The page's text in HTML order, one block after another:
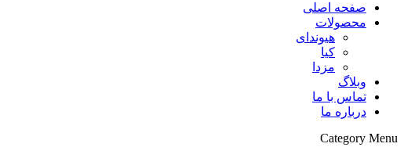
صفحه اصلی
محصولات
هیوندای
کیا
مزدا
وبلاگ
تماس با ما
درباره ما
Category Menu